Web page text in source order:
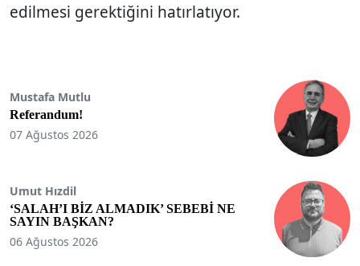
edilmesi gerektiğini hatırlatıyor.
Mustafa Mutlu
Referandum!
07 Ağustos 2026
Umut Hızdil
‘SALAH’I BİZ ALMADIK’ SEBEBİ NE
SAYIN BAŞKAN?
06 Ağustos 2026